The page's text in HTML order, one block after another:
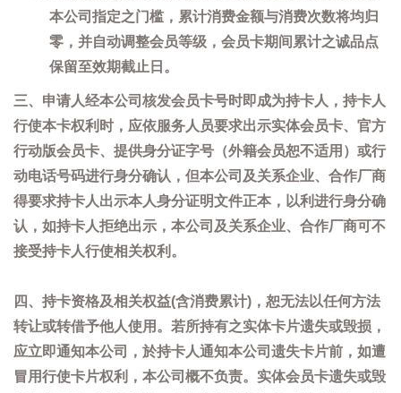
本公司指定之门槛，累计消费金额与消费次数将均归
零，并自动调整会员等级，会员卡期间累计之诚品点
保留至效期截止日。
三、申请人经本公司核发会员卡号时即成为持卡人，持卡人
行使本卡权利时，应依服务人员要求出示实体会员卡、官方
行动版会员卡、提供身分证字号（外籍会员恕不适用）或行
动电话号码进行身分确认，但本公司及关系企业、合作厂商
得要求持卡人出示本人身分证明文件正本，以利进行身分确
认，如持卡人拒绝出示，本公司及关系企业、合作厂商可不
接受持卡人行使相关权利。
四、持卡资格及相关权益(含消费累计)，恕无法以任何方法
转让或转借予他人使用。若所持有之实体卡片遗失或毁损，
应立即通知本公司，於持卡人通知本公司遗失卡片前，如遭
冒用行使卡片权利，本公司概不负责。实体会员卡遗失或毁